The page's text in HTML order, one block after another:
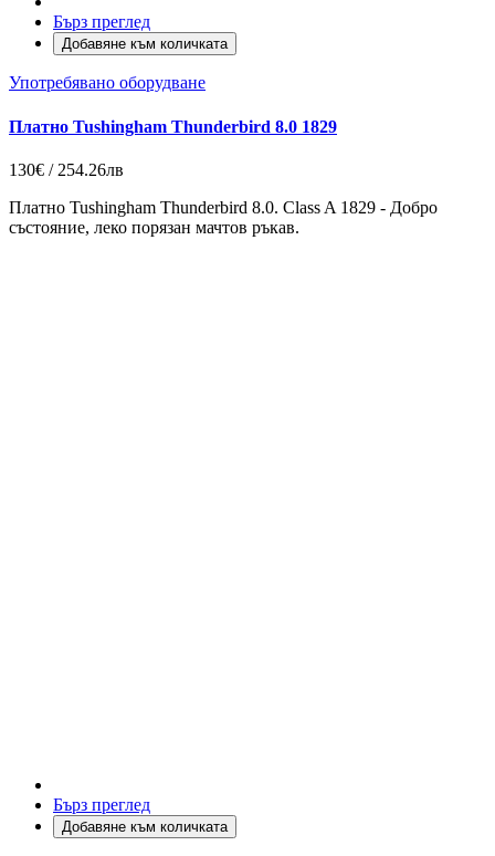
Бърз преглед
Добавяне към количката
Употребявано оборудване
Платно Tushingham Thunderbird 8.0 1829
130€ / 254.26лв
Платно Tushingham Thunderbird 8.0. Class A 1829 - Добро
състояние, леко порязан мачтов ръкав.
Бърз преглед
Добавяне към количката